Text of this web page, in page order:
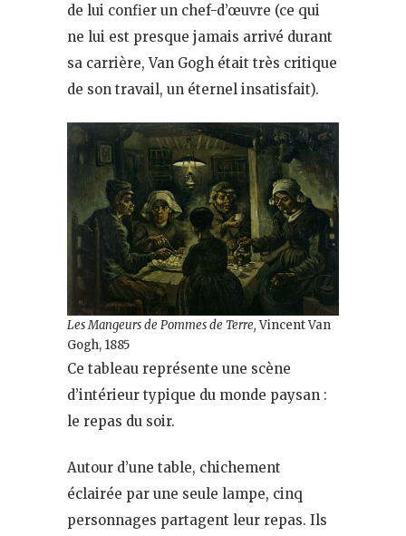
de lui confier un chef-d’œuvre (ce qui
ne lui est presque jamais arrivé durant
sa carrière, Van Gogh était très critique
de son travail, un éternel insatisfait).
Les Mangeurs de Pommes de Terre,Vincent Van
Gogh, 1885
Ce tableau représente une scène
d’intérieur typique du monde paysan :
le repas du soir.
Autour d’une table, chichement
éclairée par une seule lampe, cinq
personnages partagent leur repas. Ils